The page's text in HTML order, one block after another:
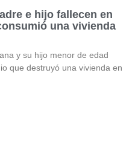
e hijo fallecen en
una vivienda
y su hijo menor de edad
que destruyó una vivienda en